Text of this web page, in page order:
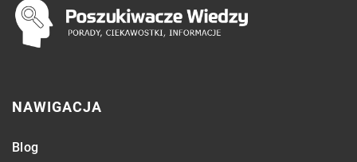
NAWIGACJA
Blog